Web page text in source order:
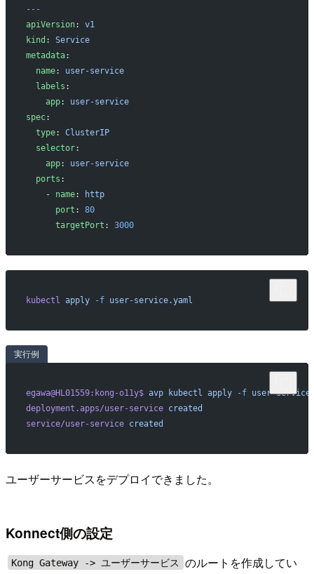
---
apiVersion: v1
kind : Service
metadata:
  name
: user-service
  labels
:
    app
: user-service
spec:
  type
: ClusterIP
  selector
:
    app
: user-service
  ports
:
    -
name:
http
      port
: 80
      targetPort
: 3000
kubectl apply -f user-service.yaml
実行例
egawa@HL01559:kong-o11y$ avp kubectl apply -f user-
deployment.apps/user-service created
service/user-service created
ユーザーサービスをデプロイできました。
Konnect側の設定
Kong Gateway -> ユーザーサービス
のルートを作成してい